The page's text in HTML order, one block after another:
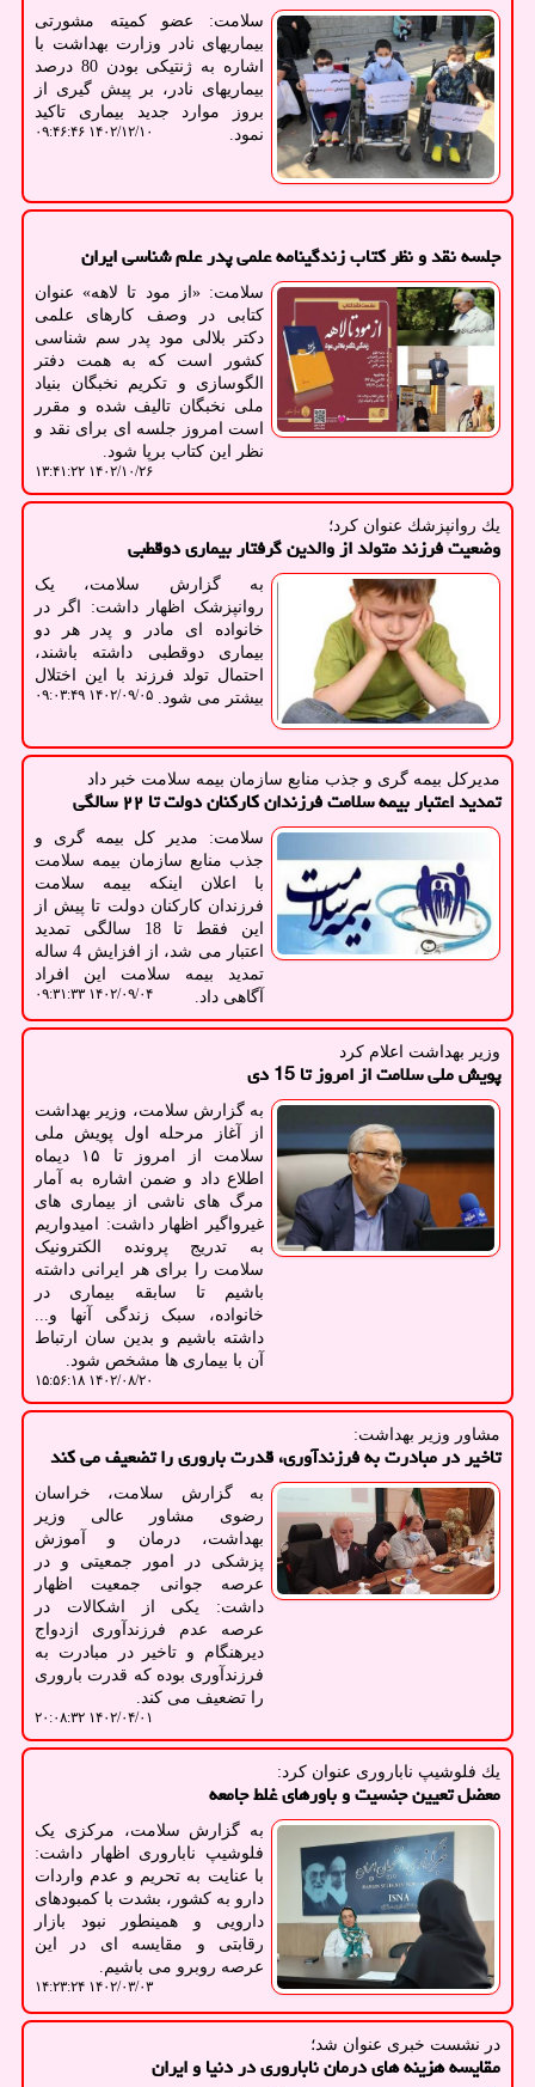
سلامت: عضو کمیته مشورتی
بیماریهای نادر وزارت بهداشت با
اشاره به ژنتیکی بودن 80 درصد
بیماریهای نادر، بر پیش گیری از
بروز موارد جدید بیماری تاکید
نمود.
۱۴۰۲/۱۲/۱۰ ۰۹:۴۶:۴۶
جلسه نقد و نظر کتاب زندگینامه علمی پدر علم شناسی ایران
سلامت: «از مود تا لاهه» عنوان
کتابی در وصف کارهای علمی
دکتر بلالی مود پدر سم شناسی
کشور است که به همت دفتر
الگوسازی و تکریم نخبگان بنیاد
ملی نخبگان تالیف شده و مقرر
است امروز جلسه ای برای نقد و
نظر این کتاب برپا شود.
۱۴۰۲/۱۰/۲۶ ۱۳:۴۱:۲۲
یك روانپزشك عنوان كرد؛
وضعیت فرزند متولد از والدین گرفتار بیماری دوقطبی
به گزارش سلامت، یک
روانپزشک اظهار داشت: اگر در
خانواده ای مادر و پدر هر دو
بیماری دوقطبی داشته باشند،
احتمال تولد فرزند با این اختلال
بیشتر می شود. ۱۴۰۲/۰۹/۰۵ ۰۹:۰۳:۴۹
مدیركل بیمه گری و جذب منابع سازمان بیمه سلامت خبر داد
تمدید اعتبار بیمه سلامت فرزندان کارکنان دولت تا ۲۲ سالگی
سلامت: مدیر کل بیمه گری و
جذب منابع سازمان بیمه سلامت
با اعلان اینکه بیمه سلامت
فرزندان کارکنان دولت تا پیش از
این فقط تا 18 سالگی تمدید
اعتبار می شد، از افزایش 4 ساله
تمدید بیمه سلامت این افراد
آگاهی داد.
۱۴۰۲/۰۹/۰۴ ۰۹:۳۱:۳۳
وزیر بهداشت اعلام كرد
پویش ملی سلامت از امروز تا 15 دی
به گزارش سلامت، وزیر بهداشت
از آغاز مرحله اول پویش ملی
سلامت از امروز تا ۱۵ دیماه
اطلاع داد و ضمن اشاره به آمار
مرگ های ناشی از بیماری های
غیرواگیر اظهار داشت: امیدواریم
به تدریج پرونده الکترونیک
سلامت را برای هر ایرانی داشته
باشیم تا سابقه بیماری در
خانواده، سبک زندگی آنها و...
داشته باشیم و بدین سان ارتباط
آن با بیماری ها مشخص شود.
۱۴۰۲/۰۸/۲۰ ۱۵:۵۶:۱۸
مشاور وزیر بهداشت:
تاخیر در مبادرت به فرزندآوری، قدرت باروری را تضعیف می کند
به گزارش سلامت، خراسان
رضوی مشاور عالی وزیر
بهداشت، درمان و آموزش
پزشکی در امور جمعیتی و در
عرصه جوانی جمعیت اظهار
داشت: یکی از اشکالات در
عرصه عدم فرزندآوری ازدواج
دیرهنگام و تاخیر در مبادرت به
فرزندآوری بوده که قدرت باروری
را تضعیف می کند.
۱۴۰۲/۰۴/۰۱ ۲۰:۰۸:۳۲
یك فلوشیپ ناباروری عنوان كرد:
معضل تعیین جنسیت و باورهای غلط جامعه
به گزارش سلامت، مرکزی یک
فلوشیپ ناباروری اظهار داشت:
با عنایت به تحریم و عدم واردات
دارو به کشور، بشدت با کمبودهای
دارویی و همینطور نبود بازار
رقابتی و مقایسه ای در این
عرصه روبرو می باشیم.
۱۴۰۲/۰۳/۰۳ ۱۴:۲۳:۲۴
در نشست خبری عنوان شد؛
مقایسه هزینه های درمان ناباروری در دنیا و ایران